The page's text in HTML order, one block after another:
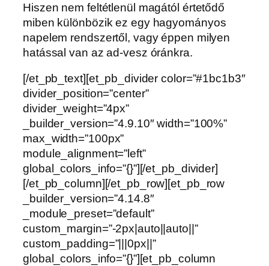
Hiszen nem feltétlenül magától értetődő
miben különbözik ez egy hagyományos
napelem rendszertől, vagy éppen milyen
hatással van az ad-vesz óránkra.
[/et_pb_text][et_pb_divider color=”#1bc1b3″
divider_position=”center”
divider_weight=”4px”
_builder_version=”4.9.10″ width=”100%”
max_width=”100px”
module_alignment=”left”
global_colors_info=”{}”][/et_pb_divider]
[/et_pb_column][/et_pb_row][et_pb_row
_builder_version=”4.14.8″
_module_preset=”default”
custom_margin=”-2px|auto||auto||”
custom_padding=”|||0px||”
global_colors_info=”{}”][et_pb_column